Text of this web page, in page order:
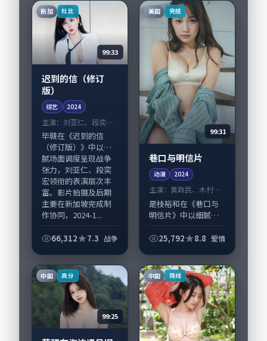
员亦参与重要戏份。
故事围绕当代都...
围绕当代都市中的抉
择...
新加 杜比
99:33
迟到的信（修订
版）
综艺 2024
主演： 刘亚仁、段奕宏
等
毕赣在《迟到的信
（修订版）》中以细
腻场面调度呈现战争
张力，刘亚仁、段奕
宏领衔的表演层次丰
富。影片拍摄及后期
主要在新加坡完成制
作协同，2024-1...
66,312 7.3 战争
美国 完结
99:31
巷口与明信片
动漫 2024
主演： 黄政民、木村拓
哉 等
是枝裕和在《巷口与
明信片》中以细腻场
力，黄政民、木村拓
主要在美国完成制作
协同，2024-11...
25,792 8.8 爱情
中国 高分
99:25
中国 院线